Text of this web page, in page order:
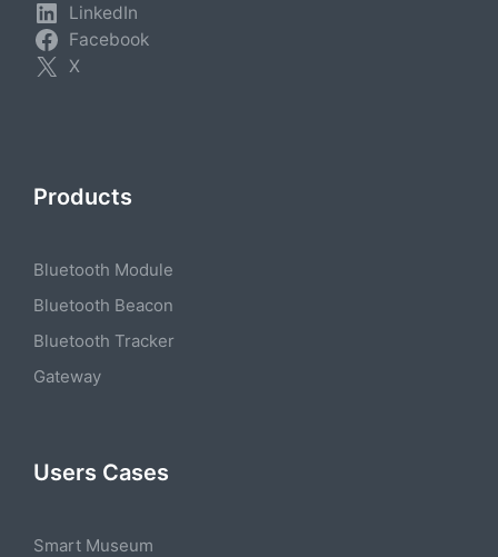
LinkedIn
Facebook
X
Products
Bluetooth Module
Bluetooth Beacon
Bluetooth Tracker
Gateway
Users Cases
Smart Museum